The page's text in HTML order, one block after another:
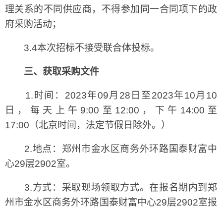
理关系的不同供应商，不得参加同一合同项下的政
府采购活动；
3.4本次招标不接受联合体投标。
三、获取采购文件
1.时间：2023年09月28日至2023年10月10
日，每天上午9:00至12:00，下午14:00至
17:00（北京时间，法定节假日除外。）
2.地点：郑州市金水区商务外环路国泰财富中
心29层2902室。
3.方式：采取现场领取方式。在报名期内到郑
州市金水区商务外环路国泰财富中心29层2902室报